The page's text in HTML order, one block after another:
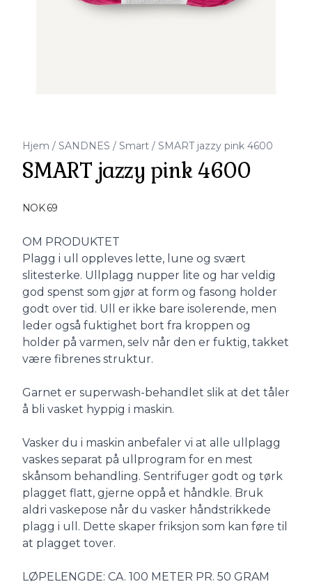
Hjem / SANDNES / Smart / SMART jazzy pink 4600
SMART jazzy pink 4600
NOK 69
Description
OM PRODUKTET
Plagg i ull oppleves lette, lune og svært
slitesterke. Ullplagg nupper lite og har veldig
god spenst som gjør at form og fasong holder
godt over tid. Ull er ikke bare isolerende, men
leder også fuktighet bort fra kroppen og
holder på varmen, selv når den er fuktig, takket
være fibrenes struktur.
Garnet er superwash-behandlet slik at det tåler
å bli vasket hyppig i maskin.
Vasker du i maskin anbefaler vi at alle ullplagg
vaskes separat på ullprogram for en mest
skånsom behandling. Sentrifuger godt og tørk
plagget flatt, gjerne oppå et håndkle. Bruk
aldri vaskepose når du vasker håndstrikkede
plagg i ull. Dette skaper friksjon som kan føre til
at plagget tover.
LØPELENGDE: CA. 100 METER PR. 50 GRAM